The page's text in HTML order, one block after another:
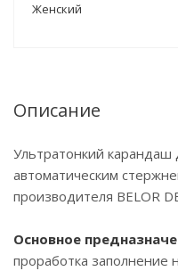
Женский
Описание
Ультратонкий карандаш
автоматическим
производителя BELOR
Основное
проработка заполнение